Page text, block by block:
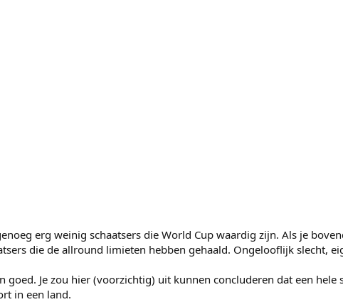
erg weinig schaatsers die World Cup waardig zijn. Als je
die de allround limieten hebben gehaald. Ongelooflijk slecht,
Je zou hier (voorzichtig) uit kunnen concluderen dat een hele
in een land.